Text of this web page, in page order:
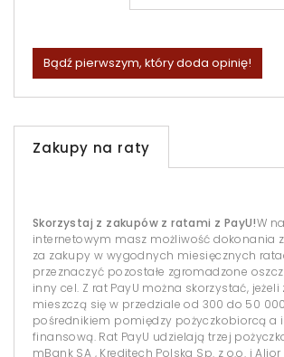
Bądź pierwszym, który doda opinię!
Zakupy na raty
Skorzystaj z zakupów z ratami z PayU!W
internetowym masz możliwość dokonania
za zakupy w wygodnych miesięcznych
przeznaczyć pozostałe zgromadzone
inny cel. Z rat PayU można skorzystać, jeżeli
mieszczą się w przedziale od 300 do 50 000
pośrednikiem pomiędzy pożyczkobiorcą a
finansową. Rat PayU udzielają trzej
mBank SA , Kreditech Polska Sp. z o.o. i Alior